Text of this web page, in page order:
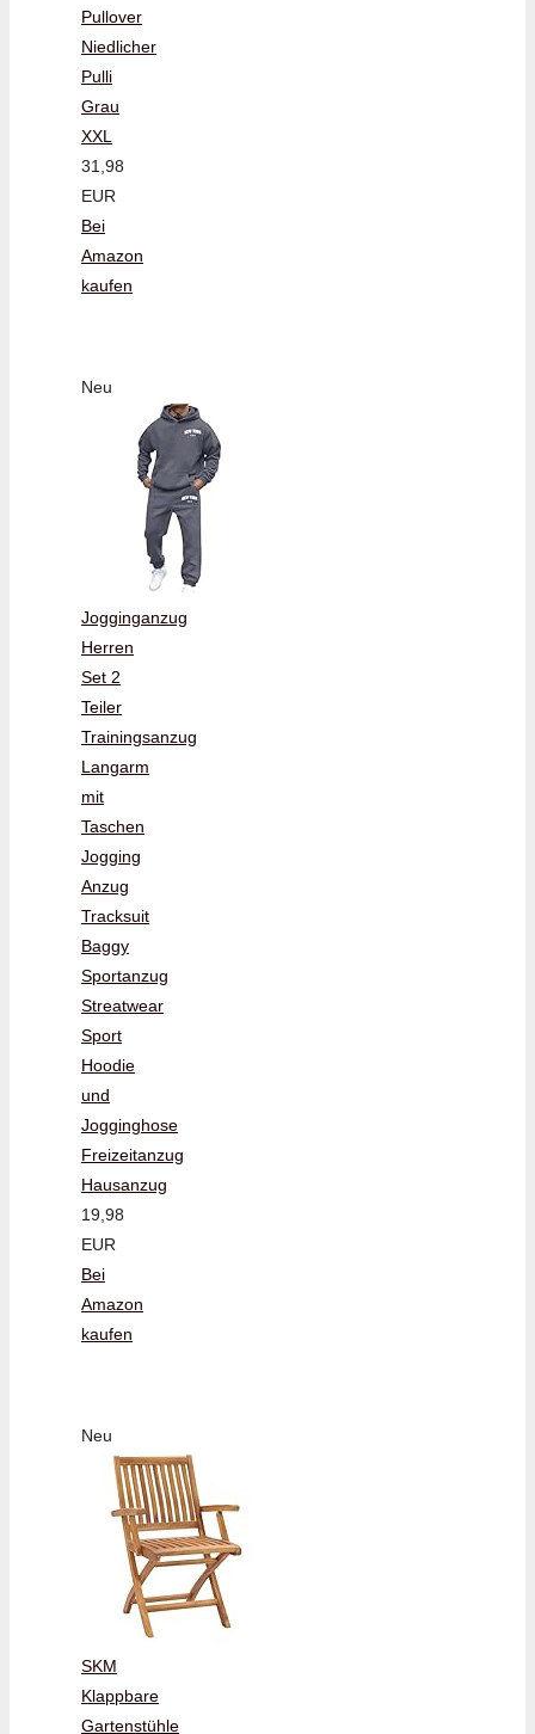
Pullover
Niedlicher
Pulli
Grau
XXL
31,98
EUR
Bei
Amazon
kaufen
Neu
Jogginganzug
Herren
Set 2
Teiler
Trainingsanzug
Langarm
mit
Taschen
Jogging
Anzug
Tracksuit
Baggy
Sportanzug
Streatwear
Sport
Hoodie
und
Jogginghose
Freizeitanzug
Hausanzug
19,98
EUR
Bei
Amazon
kaufen
Neu
SKM
Klappbare
Gartenstühle